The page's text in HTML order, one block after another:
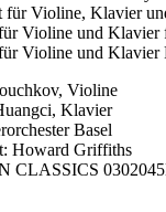
für Violine, Klavier
Violine und
Violine und Klavier
Violine
Klavier
Basel
Howard Griffiths
CLASSICS